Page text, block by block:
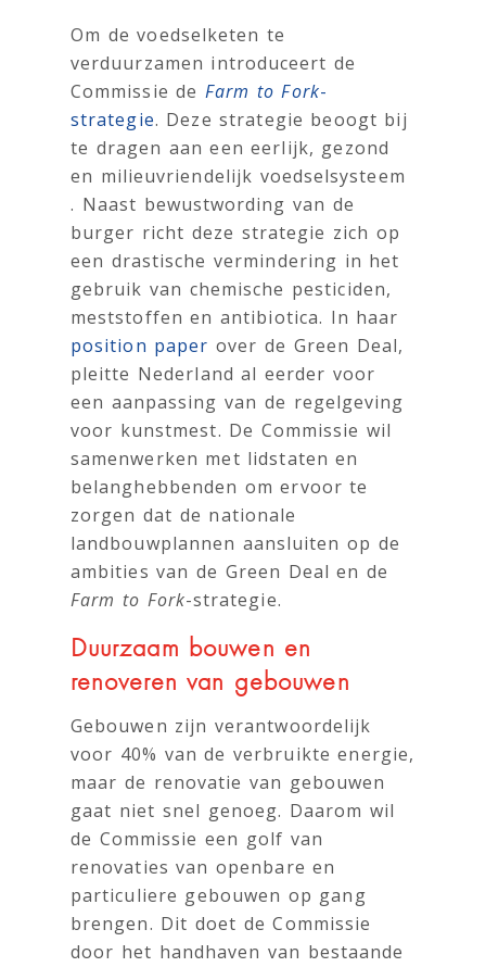
Om de voedselketen te
verduurzamen introduceert de
Commissie de Farm to Fork-
strategie. Deze strategie beoogt bij
te dragen aan een eerlijk, gezond
en milieuvriendelijk voedselsysteem
. Naast bewustwording van de
burger richt deze strategie zich op
een drastische vermindering in het
gebruik van chemische pesticiden,
meststoffen en antibiotica. In haar
position paper over de Green Deal,
pleitte Nederland al eerder voor
een aanpassing van de regelgeving
voor kunstmest. De Commissie wil
samenwerken met lidstaten en
belanghebbenden om ervoor te
zorgen dat de nationale
landbouwplannen aansluiten op de
ambities van de Green Deal en de
Farm to Fork-strategie.
Duurzaam bouwen en
renoveren van gebouwen
Gebouwen zijn verantwoordelijk
voor 40% van de verbruikte energie,
maar de renovatie van gebouwen
gaat niet snel genoeg. Daarom wil
de Commissie een golf van
renovaties van openbare en
particuliere gebouwen op gang
brengen. Dit doet de Commissie
door het handhaven van bestaande